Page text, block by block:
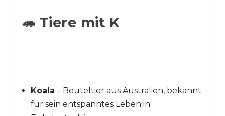
🦔 Tiere mit K
Koala – Beuteltier aus Australien, bekannt
für sein entspanntes Leben in